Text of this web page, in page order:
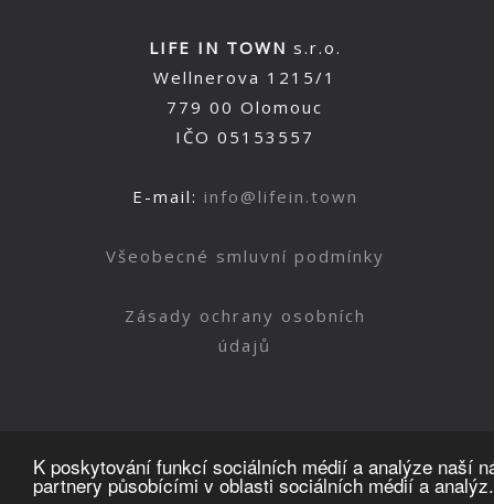
K poskytování funkcí sociálních médií a analýze naší
partnery působícími v oblasti sociálních médií a analýz.
LIFE IN TOWN s.r.o.
Wellnerova 1215/1
779 00 Olomouc
IČO 05153557
E-mail: info@lifein.town
Všeobecné smluvní podmínky
Zásady ochrany osobních
údajů